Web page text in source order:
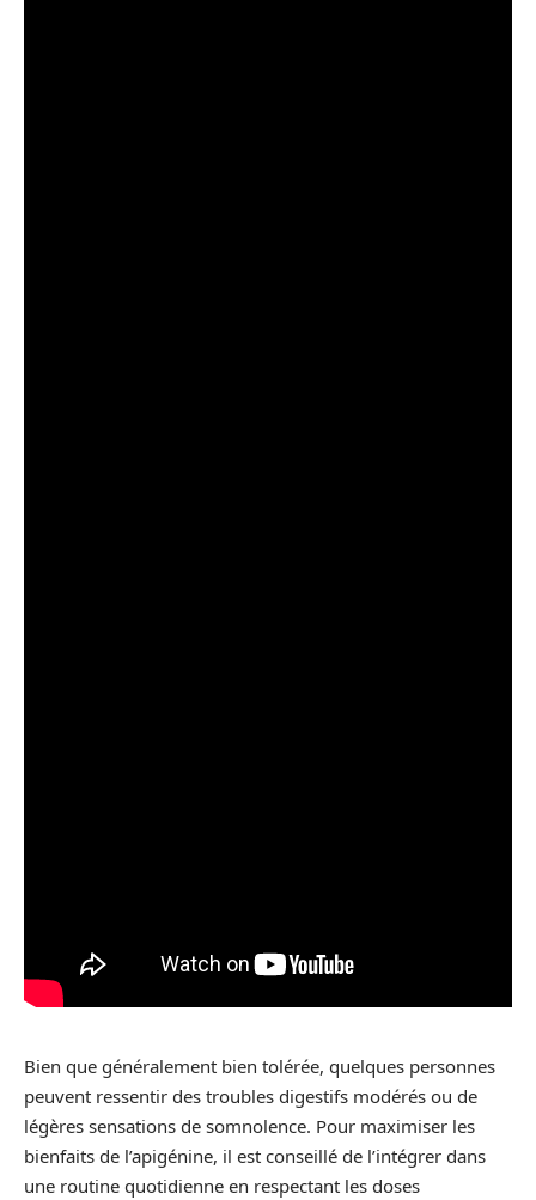
Bien que généralement bien tolérée, quelques personnes
peuvent ressentir des troubles digestifs modérés ou de
légères sensations de somnolence. Pour maximiser les
bienfaits de l’apigénine, il est conseillé de l’intégrer dans
une routine quotidienne en respectant les doses